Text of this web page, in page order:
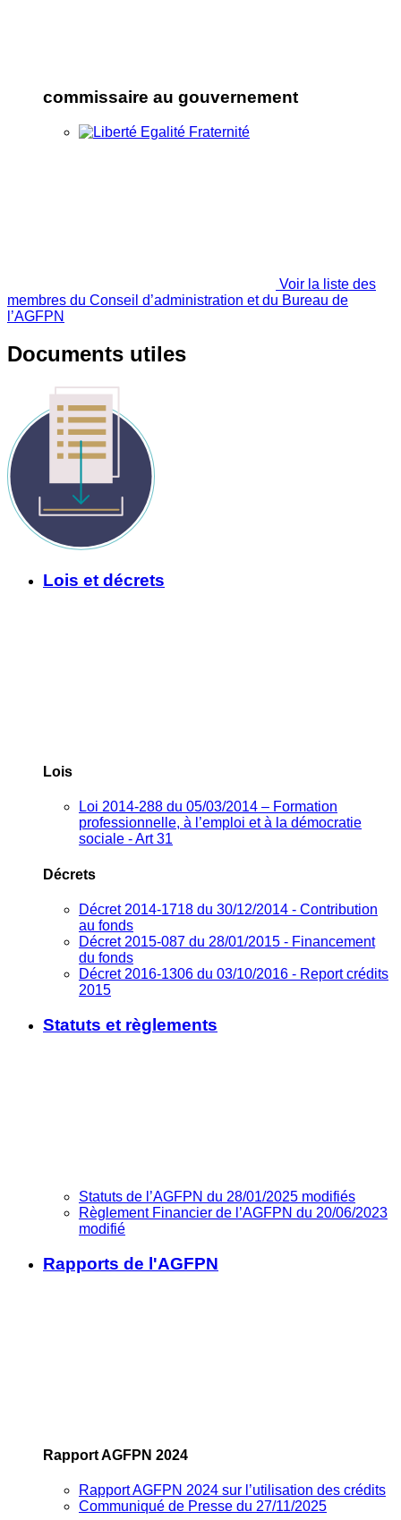
commissaire au gouvernement
Voir la liste des
membres du Conseil d’administration et du Bureau de
l’AGFPN
Documents utiles
Lois et décrets
Lois
Loi 2014-288 du 05/03/2014 – Formation
professionnelle, à l’emploi et à la démocratie
sociale - Art 31
Décrets
Décret 2014-1718 du 30/12/2014 - Contribution
au fonds
Décret 2015-087 du 28/01/2015 - Financement
du fonds
Décret 2016-1306 du 03/10/2016 - Report crédits
2015
Statuts et règlements
Statuts de l’AGFPN du 28/01/2025 modifiés
Règlement Financier de l’AGFPN du 20/06/2023
modifié
Rapports de l'AGFPN
Rapport AGFPN 2024
Rapport AGFPN 2024 sur l’utilisation des crédits
Communiqué de Presse du 27/11/2025